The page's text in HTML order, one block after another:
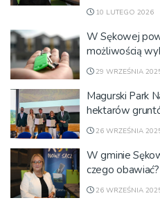
10 LUTEGO 2026
W Sękowej
możliwością
29 WRZEŚNIA
Magurski Park
hektarów
26 WRZEŚNIA
W gminie
czego
26 WRZEŚNIA